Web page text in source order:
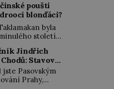
Když mu
– ostatně ani
žádné
se lupič
žena pár dní
Je to muž
krutý. Jeho činy
ještě dlouho po
[…]
čínské poušti
blonďáci?
byla
století
Všichni mrtví
s úctou a
Asi
Jindřich
Stavové
zrádce
jste Pasovským
Prahy,